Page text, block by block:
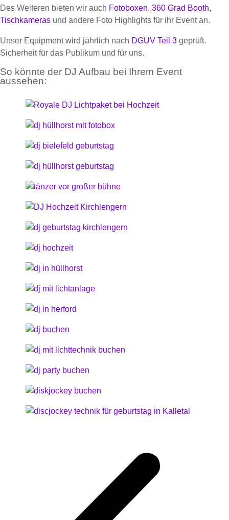
Des Weiteren bieten wir auch Fotoboxen. 360 Grad Booth,
Tischkameras und andere Foto Highlights für ihr Event an.
Unser Equipment wird jährlich nach DGUV Teil 3 geprüft.
Sicherheit für das Publikum und für uns.
So könnte der DJ Aufbau bei Ihrem Event
aussehen: